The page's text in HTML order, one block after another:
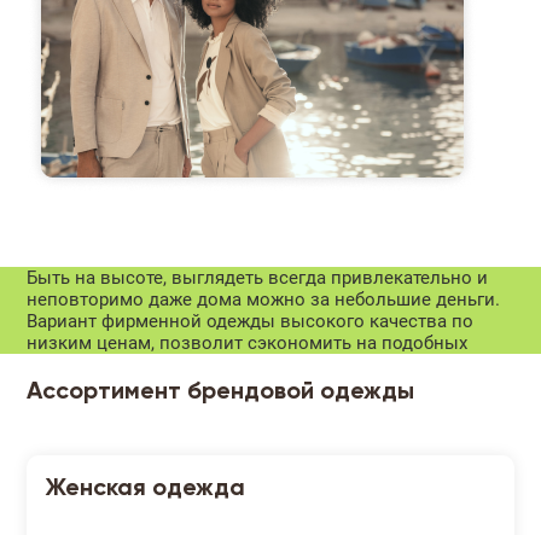
Быть на высоте, выглядеть всегда привлекательно и
неповторимо даже дома можно за небольшие деньги.
Вариант фирменной одежды высокого качества по
низким ценам, позволит сэкономить на подобных
Ассортимент брендовой одежды
Женская одежда